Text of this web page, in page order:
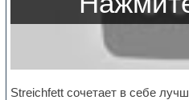
Streichfett сочетает в себе